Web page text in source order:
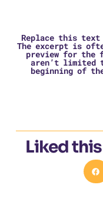
Replace this
The excerpt is
preview for the
aren’t limited
beginning of
Liked